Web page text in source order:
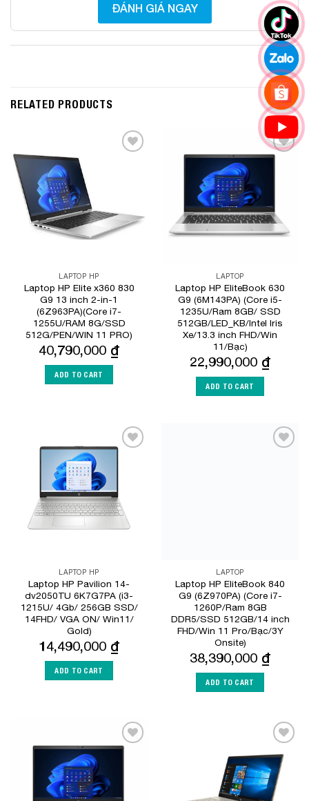
ĐÁNH GIÁ NGAY
RELATED PRODUCTS
LAPTOP HP
Laptop HP Elite x360 830
G9 13 inch 2-in-1
(6Z963PA)(Core i7-
1255U/RAM 8G/SSD
512G/PEN/WIN 11 PRO)
40,790,000 ₫
ADD TO CART
LAPTOP
Laptop HP EliteBook 630
G9 (6M143PA) (Core i5-
1235U/Ram 8GB/ SSD
512GB/LED_KB/Intel Iris
Xe/13.3 inch FHD/Win
11/Bạc)
22,990,000 ₫
ADD TO CART
LAPTOP HP
Laptop HP Pavilion 14-
dv2050TU 6K7G7PA (i3-
1215U/ 4Gb/ 256GB SSD/
14FHD/ VGA ON/ Win11/
Gold)
14,490,000 ₫
ADD TO CART
LAPTOP
Laptop HP EliteBook 840
G9 (6Z970PA) (Core i7-
1260P/Ram 8GB
DDR5/SSD 512GB/14 inch
FHD/Win 11 Pro/Bạc/3Y
Onsite)
38,390,000 ₫
ADD TO CART
Add to
Wishlist